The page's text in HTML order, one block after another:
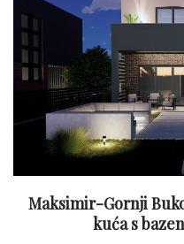
Maksimir-Gornji
kuća s